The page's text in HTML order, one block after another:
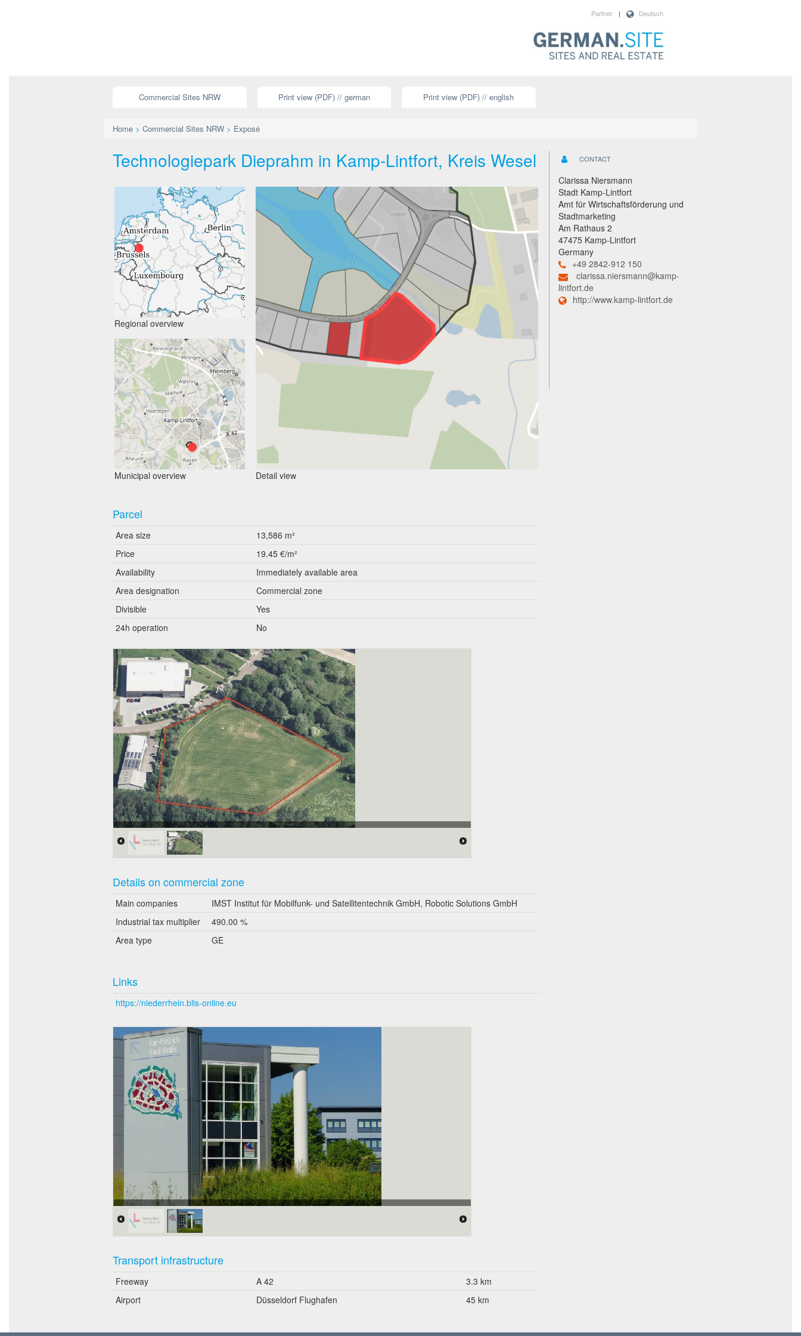
Deutsch
|
Partner
Commercial Sites NRW Print view (PDF) // german Print view (PDF) // english
Home > Commercial Sites NRW > Exposé
Technologiepark Dieprahm in Kamp-Lintfort, Kreis Wesel
Regional overview
Municipal overview Detail view
Parcel
Area size
13,586 m²
Price
19.45 €/m²
Availability
Immediately available area
Area designation
Commercial zone
Divisible
Yes
24h operation
No
Bildnachweis: Geoportal Ruhr
Details on commercial zone
Main companies
IMST Institut für Mobilfunk- und Satellitentechnik GmbH, Robotic Solutions GmbH
Industrial tax multiplier
490.00 %
Area type
GE
Links
https://niederrhein.blis-online.eu
Bildnachweis: Kreis Wesel
Transport infrastructure
Freeway A 42
3.3 km
Airport
Düsseldorf Flughafen 45 km
CONTACT
Clarissa Niersmann
Stadt Kamp-Lintfort
Amt für Wirtschaftsförderung und
Stadtmarketing
Am Rathaus 2
47475 Kamp-Lintfort
Germany
+49 2842-912 150
clarissa.niersmann@kamp-
lintfort.de
http://www.kamp-lintfort.de